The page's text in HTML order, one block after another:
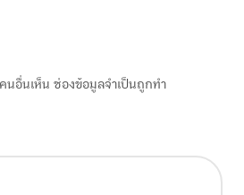
นอื่นเห็น ช่องข้อมูลจำเป็นถูกทำ